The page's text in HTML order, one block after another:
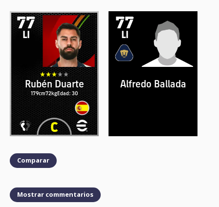
77
LI
Rubén Duarte
179cm72kgEdad: 30
77
LI
Alfredo Ballada
Comparar
Mostrar commentarios